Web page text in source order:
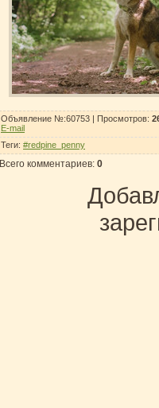
Объявление №:60753 | Просмотров:
E-mail
Теги: #redpine_penny
Всего комментариев: 0